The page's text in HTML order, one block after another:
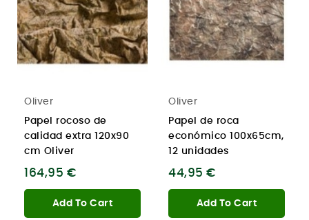
Oliver
Papel rocoso de
calidad extra 120x90
cm Oliver
164,95 €
Add To Cart
Oliver
Papel de roca
económico 100x65cm,
12 unidades
44,95 €
Add To Cart